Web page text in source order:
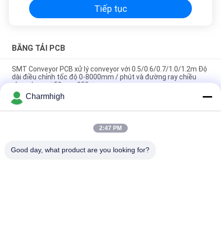
Tiếp tục
BĂNG TẢI PCB
SMT Conveyor PCB xử lý conveyor với 0.5/0.6/0.7/1.0/1.2m Độ
dài điều chỉnh tốc độ 0-8000mm / phút và đường ray chiều
rộng phạm vi 50mm-350mm
SMT kiểm tra máy vận chuyển PCB máy vận chuyển bộ đệm
với chức năng dừng và đi
Băng tải nạp/xả sóng cho máy hàn sóng cho dây chuyền lắp
Charmhigh
2:47 PM
Good day, what product are you looking for?